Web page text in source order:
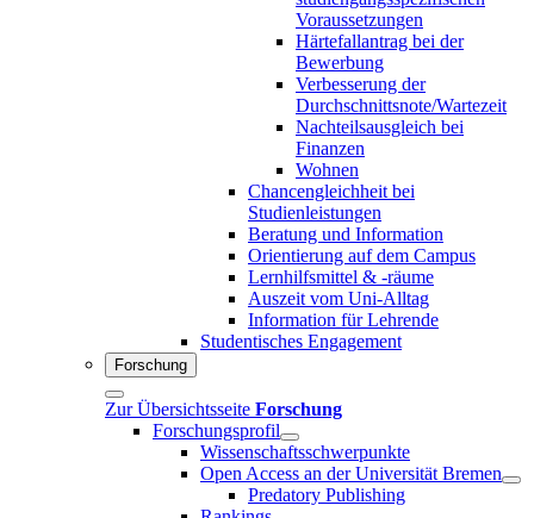
Voraussetzungen
Härtefallantrag bei der
Bewerbung
Verbesserung der
Durchschnittsnote/Wartezeit
Nachteilsausgleich bei
Finanzen
Wohnen
Chancengleichheit bei
Studienleistungen
Beratung und Information
Orientierung auf dem Campus
Lernhilfsmittel & -räume
Auszeit vom Uni-Alltag
Information für Lehrende
Studentisches Engagement
Forschung
Zur Übersichtsseite Forschung
Forschungsprofil
Wissenschaftsschwerpunkte
Open Access an der Universität Bremen
Predatory Publishing